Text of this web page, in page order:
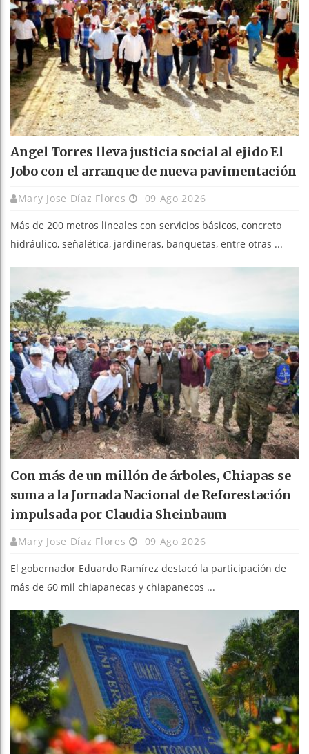
Angel Torres lleva justicia social al ejido El
Jobo con el arranque de nueva pavimentación
Mary Jose Díaz Flores 09 Ago 2026
Más de 200 metros lineales con servicios básicos, concreto
hidráulico, señalética, jardineras, banquetas, entre otras ...
Con más de un millón de árboles, Chiapas se
suma a la Jornada Nacional de Reforestación
impulsada por Claudia Sheinbaum
Mary Jose Díaz Flores 09 Ago 2026
El gobernador Eduardo Ramírez destacó la participación de
más de 60 mil chiapanecas y chiapanecos ...